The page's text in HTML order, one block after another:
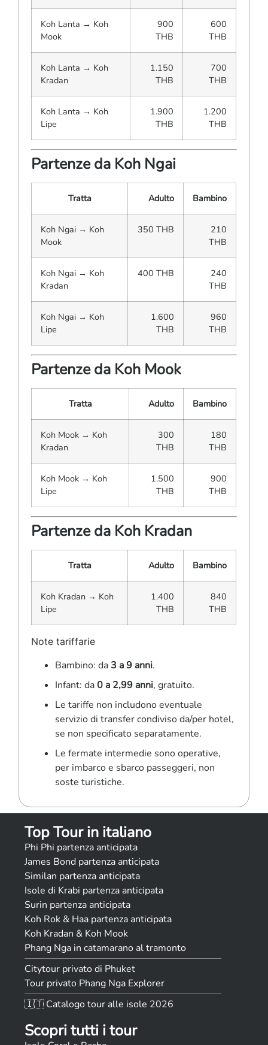
Koh Lanta → Koh
Mook
900
THB
600
THB
Koh Lanta → Koh
Kradan
1.150
THB
700
THB
Koh Lanta → Koh
Lipe
1.900
THB
1.200
THB
Partenze da Koh Ngai
Tratta Adulto Bambino
Koh Ngai → Koh
Mook
350 THB
210
THB
Koh Ngai → Koh
Kradan
400 THB
240
THB
Koh Ngai → Koh
Lipe
1.600
THB
960
THB
Partenze da Koh Mook
Tratta Adulto Bambino
Koh Mook → Koh
Kradan
300
THB
180
THB
Koh Mook → Koh
Lipe
1.500
THB
900
THB
Partenze da Koh Kradan
Tratta Adulto Bambino
Koh Kradan → Koh
Lipe
1.400
THB
840
THB
Note tariffarie
Bambino: da 3 a 9 anni.
Infant: da0 a 2,99 anni, gratuito.
Le tariffe non includono eventuale
servizio di transfer condiviso da/per hotel,
se non specificato separatamente.
Le fermate intermedie sono operative,
per imbarco e sbarco passeggeri, non
soste turistiche.
Top Tour in italiano
Phi Phi partenza anticipata
James Bond partenza anticipata
Similan partenza anticipata
Isole di Krabi partenza anticipata
Surin partenza anticipata
Koh Rok & Haa partenza anticipata
Koh Kradan & Koh Mook
Phang Nga in catamarano al tramonto
Citytour privato di Phuket
Tour privato Phang Nga Explorer
🇮🇹 Catalogo tour alle isole 2026
Scopri tutti i tour